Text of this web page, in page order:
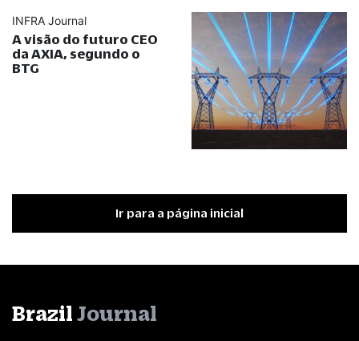
INFRA Journal
A visão do futuro CEO
da AXIA, segundo o
BTG
Ir para a página inicial
Brazil Journal